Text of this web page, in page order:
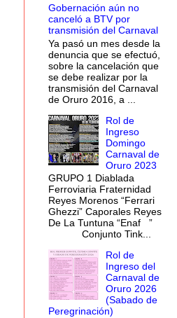
Gobernación aún no
canceló a BTV por
transmisión del Carnaval
Ya pasó un mes desde la
denuncia que se efectuó,
sobre la cancelación que
se debe realizar por la
transmisión del Carnaval
de Oruro 2016, a ...
Rol de
Ingreso
Domingo
Carnaval de
Oruro 2023
GRUPO 1 Diablada
Ferroviaria Fraternidad
Reyes Morenos “Ferrari
Ghezzi” Caporales Reyes
De La Tuntuna “Enaf ”
Conjunto Tink...
Rol de
Ingreso del
Carnaval de
Oruro 2026
(Sabado de
Peregrinación)